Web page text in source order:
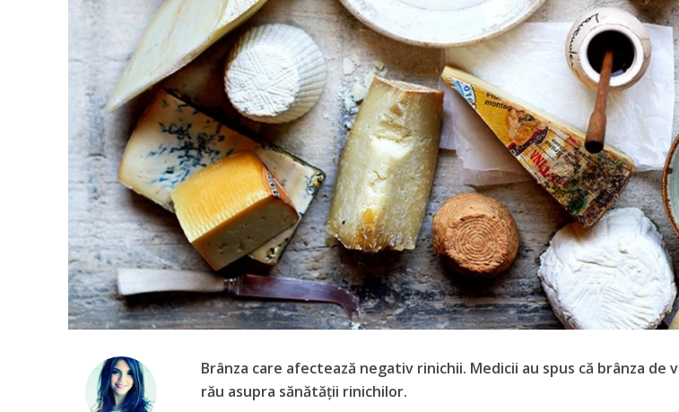
Brânza care afectează negativ rinichii. Medicii au spus că brânza
rău asupra sănătății rinichilor.